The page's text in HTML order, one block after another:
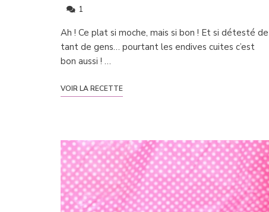
1
Ah ! Ce plat si moche, mais si bon ! Et si détesté de
tant de gens… pourtant les endives cuites c’est
bon aussi ! …
VOIR LA RECETTE